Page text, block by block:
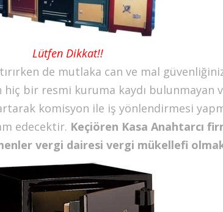
Lütfen Dikkat!!
de mutlaka can ve mal
hiç bir resmi kuruma kaydı
komisyon ile iş yönlendirmesi
edecektir. Keçiören Kasa Anahtarcı
vergi dairesi vergi mükellefi